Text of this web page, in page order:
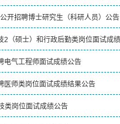
开招聘博士研究生（科研人员）公告
2（硕士）和行政后勤类岗位面试成
电气工程师面试成绩公告
医师类岗位面试成绩结果公告
类岗位面试成绩公告